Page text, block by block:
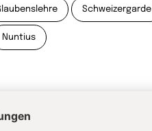
Schweizergarde
Nuntius